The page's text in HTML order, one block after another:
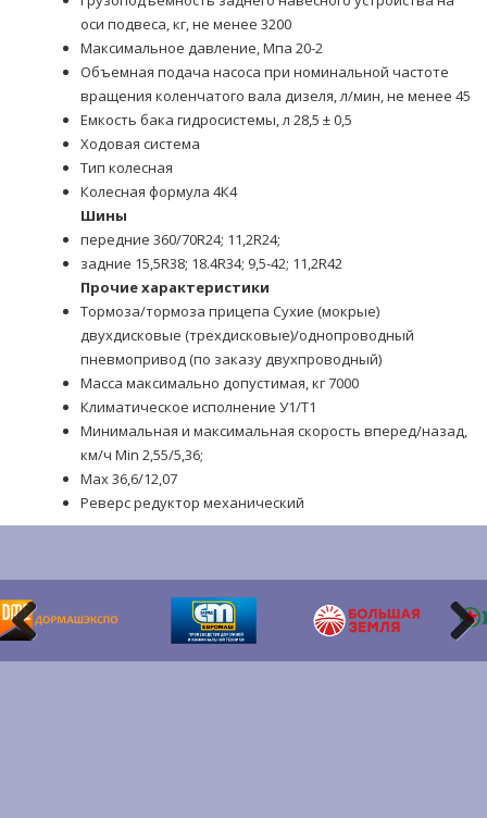
оси подвеса, кг, не менее 3200
Максимальное давление, Мпа 20-2
Объемная подача насоса при номинальной частоте
вращения коленчатого вала дизеля, л/мин, не менее 45
Емкость бака гидросистемы, л 28,5 ± 0,5
Ходовая система
Тип колесная
Колесная формула 4К4
Шины
передние 360/70R24; 11,2R24;
задние 15,5R38; 18.4R34; 9,5-42; 11,2R42
Прочие характеристики
Тормоза/тормоза прицепа Сухие (мокрые)
двухдисковые (трехдисковые)/однопроводный
пневмопривод (по заказу двухпроводный)
Масса максимально допустимая, кг 7000
Климатическое исполнение У1/Т1
Минимальная и максимальная скорость вперед/назад,
км/ч Min 2,55/5,36;
Max 36,6/12,07
Реверс редуктор механический